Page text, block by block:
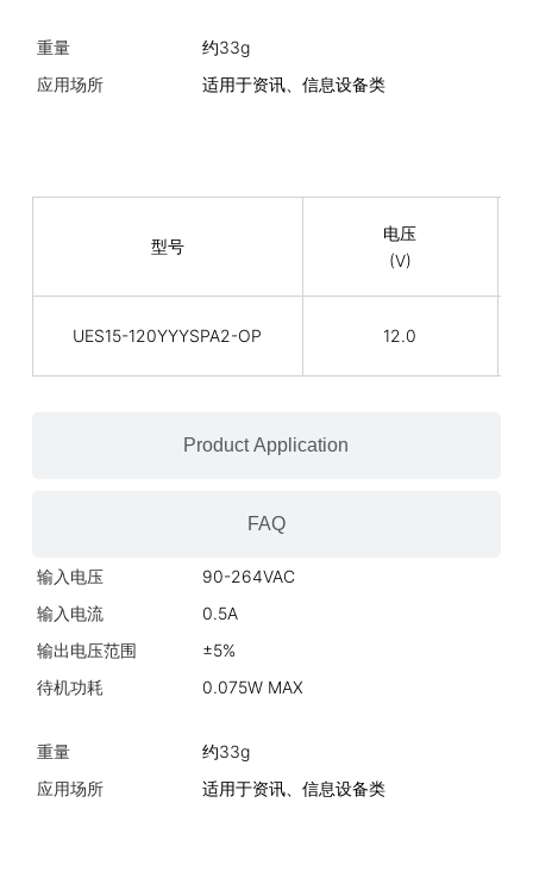
Product Application
FAQ
重量 约33g
应用场所
适用于资讯、信息设备类
型号
电压
(V)
UES15-120YYYSPA2-OP 12.0
输入电压 90-264VAC
输入电流
0.5A
输出电压范围
±5%
待机功耗
0.075W MAX
重量 约33g
应用场所
适用于资讯、信息设备类